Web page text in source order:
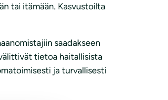
tai itämään. Kasvustoilta
saadakseen
tietoa haitallisista
ja turvallisesti